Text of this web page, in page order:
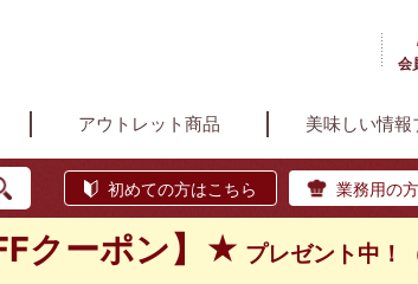
会
アウトレット商品 美味しい情報
初めての方はこちら 業務用の
クーポン】★ プレゼント中！